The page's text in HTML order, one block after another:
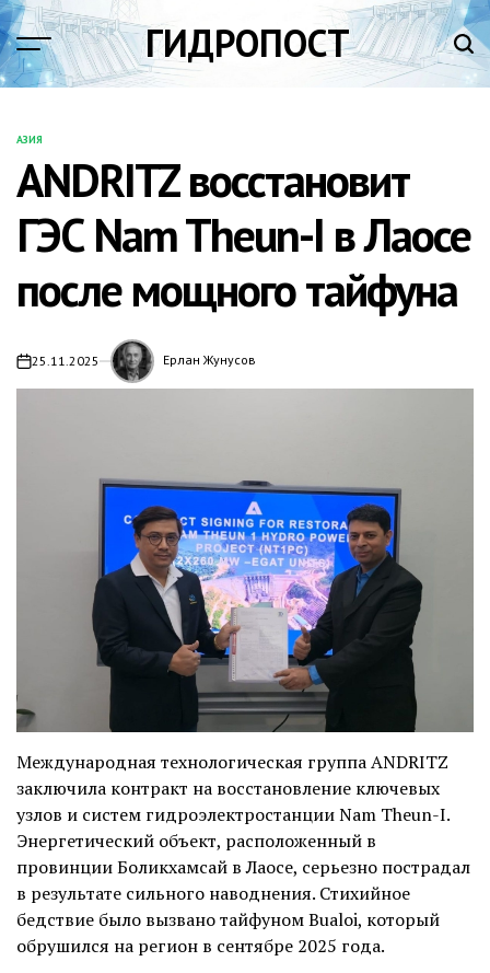
Перейти
к
содержимому
ГИДРОПОСТ
ОПУБЛИКОВАНО
АЗИЯ
ANDRITZ восстановит
ГЭС Nam Theun-I в Лаосе
после мощного тайфуна
25.11.2025 Ерлан Жунусов
Международная технологическая группа ANDRITZ
заключила контракт на восстановление ключевых
узлов и систем гидроэлектростанции Nam Theun-I.
Энергетический объект, расположенный в
провинции Боликхамсай в Лаосе, серьезно пострадал
в результате сильного наводнения. Стихийное
бедствие было вызвано тайфуном Bualoi, который
обрушился на регион в сентябре 2025 года.